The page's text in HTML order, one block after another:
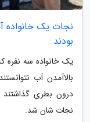
نجات یک خانواده
بودند
یک خانواده سه نفره
بالاآمدن آب
درون بطری
نجات شان شد.